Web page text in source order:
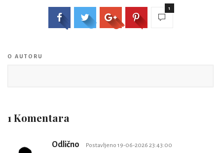
1
O AUTORU
1 Komentara
Odlično Postavljeno 19-06-2026 23:43:00